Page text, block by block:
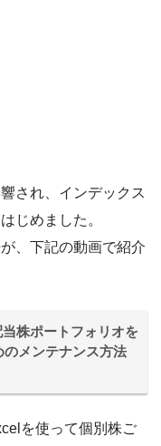
され、インデックス
じめました。
、下記の動画で紹介
株ポートフォリオを
のメンテナンス方法
を使って個別株ご